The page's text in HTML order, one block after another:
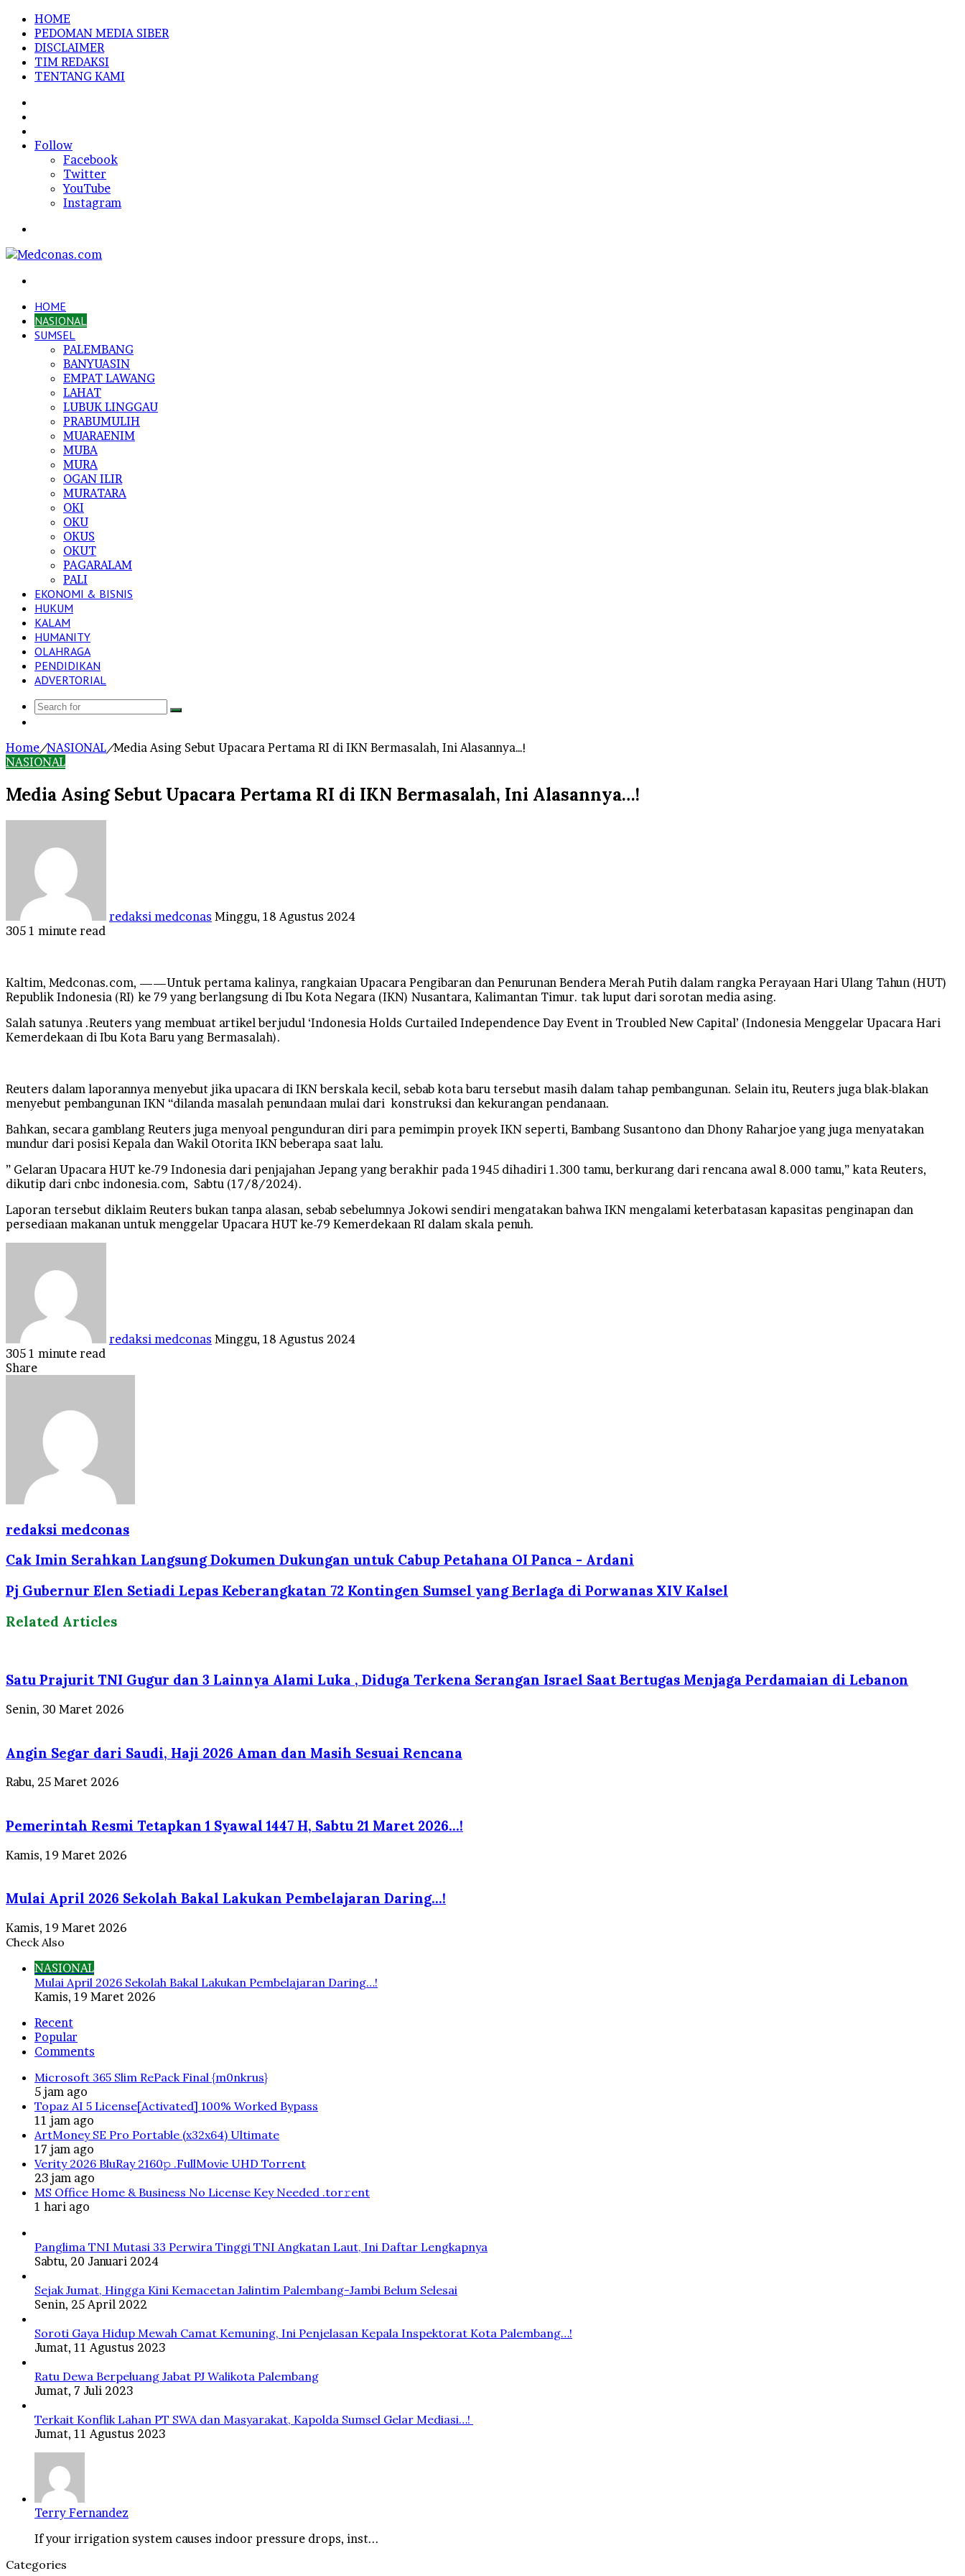
HOME
PEDOMAN MEDIA SIBER
DISCLAIMER
TIM REDAKSI
TENTANG KAMI
In
Follow
Facebook
Twitter
YouTube
Instagram
HOME
NASIONAL
SUMSEL
PALEMBANG
BANYUASIN
EMPAT LAWANG
LAHAT
LUBUK LINGGAU
PRABUMULIH
MUARAENIM
MUBA
MURA
OGAN ILIR
MURATARA
OKI
OKU
OKUS
OKUT
PAGARALAM
PALI
EKONOMI & BISNIS
HUKUM
KALAM
HUMANITY
OLAHRAGA
PENDIDIKAN
ADVERTORIAL
Search
Home/NASIONAL/Media Asing Sebut Upacara Pertama RI di IKN Bermasalah, Ini Alasannya…!
NASIONAL
Media Asing Sebut Upacara Pertama RI di IKN Bermasalah, Ini Alasannya…!
redaksi medconas Minggu, 18 Agustus 2024
305 1 minute read
Kaltim, Medconas.com, ——Untuk pertama kalinya, rangkaian Upacara Pengibaran dan Penurunan Bendera Merah Putih dalam rangka Perayaan Hari Ulang Tahun (HUT)
Republik Indonesia (RI) ke 79 yang berlangsung di Ibu Kota Negara (IKN) Nusantara, Kalimantan Timur. tak luput dari sorotan media asing.
Salah satunya .Reuters yang membuat artikel berjudul ‘Indonesia Holds Curtailed Independence Day Event in Troubled New Capital’ (Indonesia Menggelar Upacara Hari
Kemerdekaan di Ibu Kota Baru yang Bermasalah).
Reuters dalam laporannya menyebut jika upacara di IKN berskala kecil, sebab kota baru tersebut masih dalam tahap pembangunan. Selain itu, Reuters juga blak-blakan
menyebut pembangunan IKN “dilanda masalah penundaan mulai dari konstruksi dan kekurangan pendanaan.
Bahkan, secara gamblang Reuters juga menyoal pengunduran diri para pemimpin proyek IKN seperti, Bambang Susantono dan Dhony Raharjoe yang juga menyatakan
mundur dari posisi Kepala dan Wakil Otorita IKN beberapa saat lalu.
” Gelaran Upacara HUT ke-79 Indonesia dari penjajahan Jepang yang berakhir pada 1945 dihadiri 1.300 tamu, berkurang dari rencana awal 8.000 tamu,” kata Reuters,
dikutip dari cnbc indonesia.com, Sabtu (17/8/2024).
Laporan tersebut diklaim Reuters bukan tanpa alasan, sebab sebelumnya Jokowi sendiri mengatakan bahwa IKN mengalami keterbatasan kapasitas penginapan dan
persediaan makanan untuk menggelar Upacara HUT ke-79 Kemerdekaan RI dalam skala penuh.
redaksi medconas Minggu, 18 Agustus 2024
305 1 minute read
Facebook
Twitter
LinkedIn
Tumblr
Pinterest
Reddit
VKontakte
Odnoklassniki
Pocket
Share
redaksi medconas
Cak Imin Serahkan Langsung Dokumen Dukungan untuk Cabup Petahana OI Panca - Ardani
Pj Gubernur Elen Setiadi Lepas Keberangkatan 72 Kontingen Sumsel yang Berlaga di Porwanas XIV Kalsel
Related Articles
Satu Prajurit TNI Gugur dan 3 Lainnya Alami Luka , Diduga Terkena Serangan Israel Saat Bertugas Menjaga Perdamaian di Lebanon
Senin, 30 Maret 2026
Angin Segar dari Saudi, Haji 2026 Aman dan Masih Sesuai Rencana
Rabu, 25 Maret 2026
Pemerintah Resmi Tetapkan 1 Syawal 1447 H, Sabtu 21 Maret 2026…!
Kamis, 19 Maret 2026
Mulai April 2026 Sekolah Bakal Lakukan Pembelajaran Daring…!
Kamis, 19 Maret 2026
Check Also
NASIONAL
Mulai April 2026 Sekolah Bakal Lakukan Pembelajaran Daring…!
Kamis, 19 Maret 2026
Recent
Popular
Comments
Microsoft 365 Slim RePack Final {m0nkrus}
5 jam ago
Topaz AI 5 License[Activated] 100% Worked Bypass
11 jam ago
ArtMoney SE Pro Portable (x32x64) Ultimate
17 jam ago
Verity 2026 BluRay 2160𝚙 .FullMov𝗂e UHD Torrent
23 jam ago
MS Office Home & Business No License Key Needed .tоr𝚛еnt
1 hari ago
Panglima TNI Mutasi 33 Perwira Tinggi TNI Angkatan Laut, Ini Daftar Lengkapnya
Sabtu, 20 Januari 2024
Sejak Jumat, Hingga Kini Kemacetan Jalintim Palembang-Jambi Belum Selesai
Senin, 25 April 2022
Soroti Gaya Hidup Mewah Camat Kemuning, Ini Penjelasan Kepala Inspektorat Kota Palembang…!
Jumat, 11 Agustus 2023
Ratu Dewa Berpeluang Jabat PJ Walikota Palembang
Jumat, 7 Juli 2023
Terkait Konflik Lahan PT SWA dan Masyarakat, Kapolda Sumsel Gelar Mediasi…!
Jumat, 11 Agustus 2023
Terry Fernandez
If your irrigation system causes indoor pressure drops, inst...
Categories